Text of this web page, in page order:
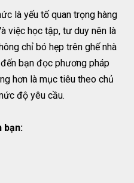
là yếu tố quan trọng hàng
việc học tập, tư duy nên là
chỉ bó hẹp trên ghế nhà
bạn đọc phương pháp
hơn là mục tiêu theo chủ
độ yêu cầu.
bạn: